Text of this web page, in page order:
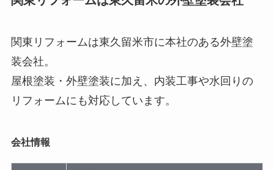
関東リフォームは東久留米市に本社のある外壁塗
装会社。
屋根塗装・外壁塗装に加え、内装工事や水回りの
リフォームにも対応しています。
会社情報